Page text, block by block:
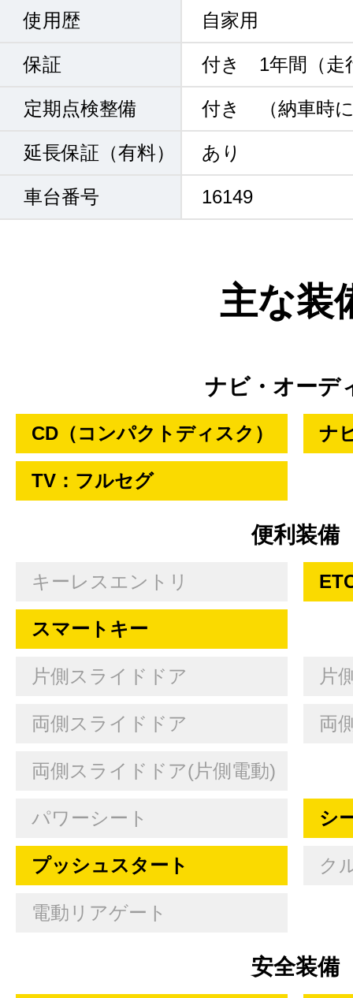
使用歴 自家用
保証 付き 1年間（走
定期点検整備 付き （納車時
延長保証（有料） あり
車台番号 16149
主な装
ナビ・オーデ
CD（コンパクトディスク） ナ
TV：フルセグ
便利装備
キーレスエントリ
スマートキー
片側スライドドア 片
両側スライドドア 両
両側スライドドア(片側電動)
パワーシート シ
プッシュスタート ク
電動リアゲート
安全装備